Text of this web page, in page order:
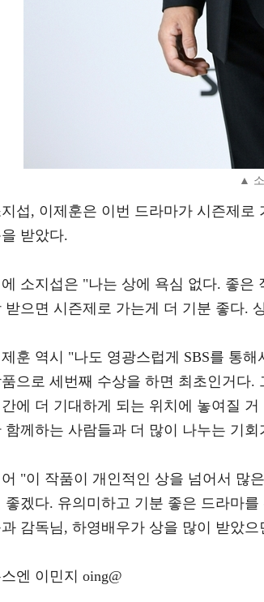
▲
섭, 이제훈은 이번 드라마가 시즌제로
받았다.
소지섭은 "나는 상에 욕심 없다. 좋은
받으면 시즌제로 가는게 더 기분 좋다.
훈 역시 "나도 영광스럽게 SBS를 통
으로 세번째 수상을 하면 최초인거다
에 더 기대하게 되는 위치에 놓여질
함께하는 사람들과 더 많이 나누는 기
"이 작품이 개인적인 상을 넘어서 많
좋겠다. 유의미하고 기분 좋은 드라마
감독님, 하영배우가 상을 많이 받았
엔 이민지 oing@